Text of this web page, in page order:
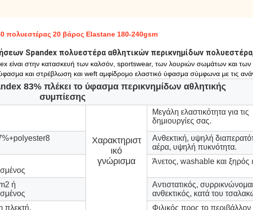
πολυεστέρας 20 βάρος Elastane 180-240gsm
Spandex πολυεστέρα αθλητικών περικνημίδων
στην κατασκευή των καλσόν, sportswear, των λουριών σωμάτων και των
και στρέβλωση και weft αμφίδρομο ελαστικό ύφασμα σύμφωνα με τις
83% πλέκει το ύφασμα περικνημίδων αθλητικής
συμπίεσης
Χαρακτηριστ
ικό
γνώρισμα
Μεγάλη ελαστικότητα για τις
δημιουργίες σας.
Ανθεκτική, υψηλή
αέρα, υψηλή πυκνότητα.
Άνετος, washable και ξηρός
ή
Αντιστατικός,
ανθεκτικός, κατά του
πλεκτή,
Φιλικός προς το περιβάλλον